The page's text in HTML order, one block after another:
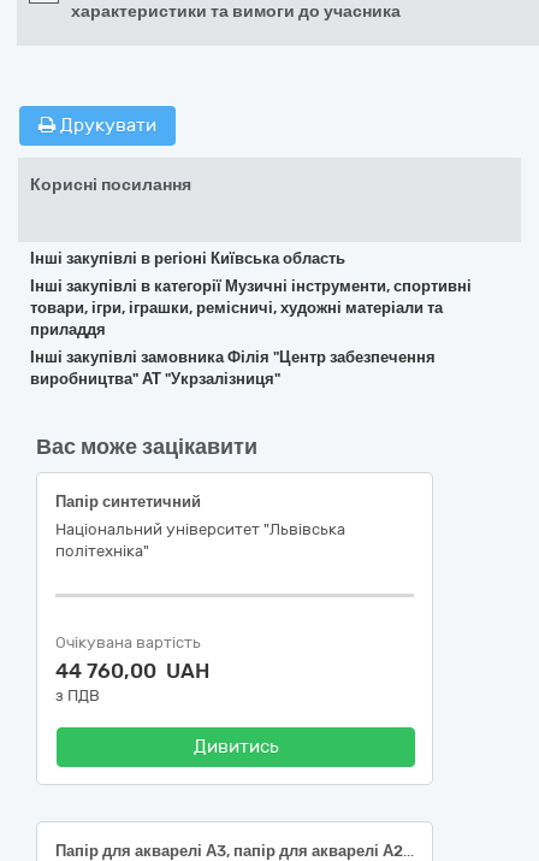
характеристики та вимоги до учасника
Друкувати
Корисні посилання
Інші закупівлі в регіоні Київська область
Інші закупівлі в категорії Музичні інструменти, спортивні
товари, ігри, іграшки, ремісничі, художні матеріали та
приладдя
Інші закупівлі замовника Філія "Центр забезпечення
виробництва" АТ "Укрзалізниця"
Вас може зацікавити
Папір синтетичний
Національний університет "Львівська
політехніка"
Очікувана вартість
44 760,00 UAH
з ПДВ
Дивитись
Папір для акварелі А3, папір для акварелі А2, ватман А1, альбом для малювання, набір кольорового картону А4, набір кольорових олівців, пастель масляна 24 кольори, глина художня (скульптурна), набір пензликів художніх 10 штук, крейда кольорова, набір графічних олівців, пензлик "білка" № 2, пензлик "білка" № 4, пензлик "білка" № 6, пензлик "білка" № 10, пензлик "щетина" № 8, пензлик "щетина" № 10, пензлик "щетина" № 16, мольберт стаціонарний, палітра для малювання